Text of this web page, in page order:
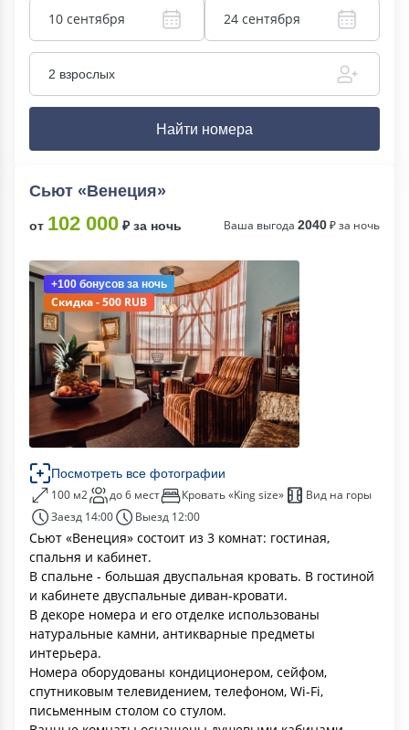
10 сентября 24 сентября
2 взрослых
Найти номера
Сьют «Венеция»
от 102 000 ₽ за ночь Ваша выгода 2040₽ за ночь
+100 бонусов за ночь
Скидка - 500 RUB
Посмотреть все фотографии
100 м2 до 6 мест Кровать «King size»
Вид на горы
Заезд 14:00
Выезд 12:00
Сьют «Венеция» состоит из 3 комнат: гостиная,
спальня и кабинет.
В спальне - большая двуспальная кровать. В гостиной
и кабинете двуспальные диван-кровати.
В декоре номера и его отделке использованы
натуральные камни, антикварные предметы
интерьера.
Номера оборудованы кондиционером, сейфом,
спутниковым телевидением, телефоном, Wi-Fi,
письменным столом со стулом.